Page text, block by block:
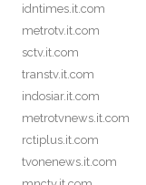
idntimes.it.com
metrotv.it.com
sctv.it.com
transtv.it.com
indosiar.it.com
metrotvnews.it.com
rctiplus.it.com
tvonenews.it.com